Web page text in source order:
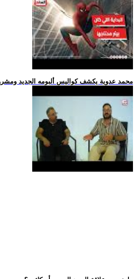
.. محمد عدوية يكشف كواليس ألبومه الجديد